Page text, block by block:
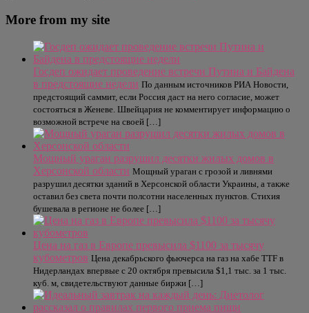
More from my site
Госдеп ожидает проведение встречи Путина и Байдена
в предстоящие недели По данным источников РИА Новости,
предстоящий саммит, если Россия даст на него согласие, может
состояться в Женеве. Швейцария не комментирует информацию о
возможной встрече на своей […]
Мощный ураган разрушил десятки жилых домов в
Херсонской области Мощный ураган с грозой и ливнями
разрушил десятки зданий в Херсонской области Украины, а также
оставил без света почти полсотни населенных пунктов. Стихия
бушевала в регионе не более […]
Цена на газ в Европе превысила $1100 за тысячу
кубометров Цена декабрьского фьючерса на газ на хабе TTF в
Нидерландах впервые с 20 октября превысила $1,1 тыс. за 1 тыс.
куб. м, свидетельствуют данные биржи […]